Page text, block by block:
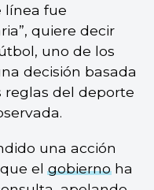
línea fue
quiere decir
uno de los
decisión basada
reglas del deporte
una acción
que elgobiernoha